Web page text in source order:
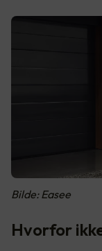
Bilde: Easee
Hvorfor